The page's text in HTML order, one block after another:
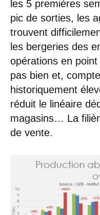
les 5 premières
pic de sorties, les
trouvent
les bergeries des
opérations en
pas bien et,
historiquement
réduit le linéaire
magasins… La
de vente.